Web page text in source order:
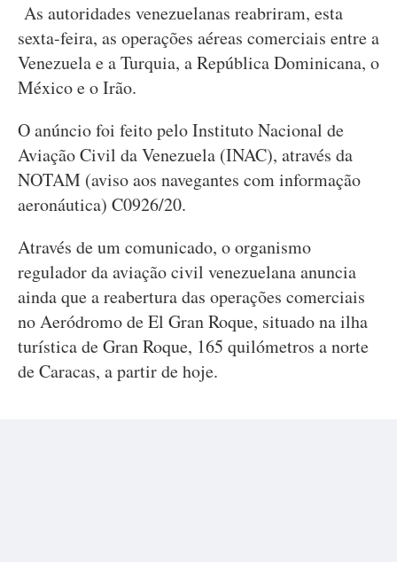
As autoridades venezuelanas reabriram, esta
sexta-feira, as operações aéreas comerciais entre a
Venezuela e a Turquia, a República Dominicana, o
México e o Irão.
O anúncio foi feito pelo Instituto Nacional de
Aviação Civil da Venezuela (INAC), através da
NOTAM (aviso aos navegantes com informação
aeronáutica) C0926/20.
Através de um comunicado, o organismo
regulador da aviação civil venezuelana anuncia
ainda que a reabertura das operações comerciais
no Aeródromo de El Gran Roque, situado na ilha
turística de Gran Roque, 165 quilómetros a norte
de Caracas, a partir de hoje.